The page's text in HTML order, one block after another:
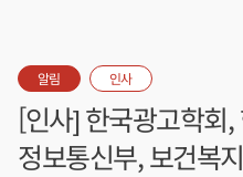
알림 인사
[인사] 한국광고학회
정보통신부, 보건복